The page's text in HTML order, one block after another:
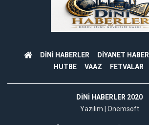
DİNİ HABERLER DİYANET HABER
HUTBE
VAAZ FETVALAR
DINI HABERLER 2020
Yazılım | Onemsoft